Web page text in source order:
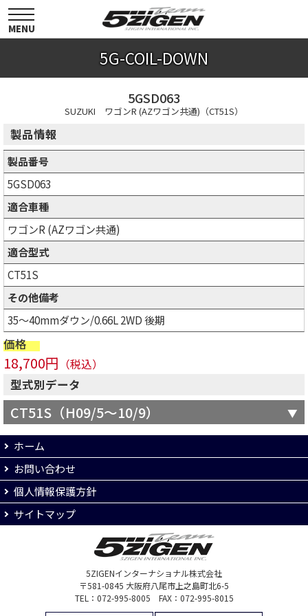
toggle
navigation
MENU
5G-COIL-DOWN
5GSD063
SUZUKI ワゴンR (AZワゴン共通)（CT51S）
製品情報
製品番号
5GSD063
適合車種
ワゴンR (AZワゴン共通)
適合型式
CT51S
その他備考
35～40mmダウン/0.66L 2WD 後期
価格
18,700円 （税込）
型式別データ
CT51S（H09/5～10/9）
ホーム
お問い合わせ
個人情報保護方針
サイトマップ
5ZIGENインターナショナル株式会社
〒581-0845 大阪府八尾市上之島町北6-5
TEL：072-995-8005 FAX：072-995-8015